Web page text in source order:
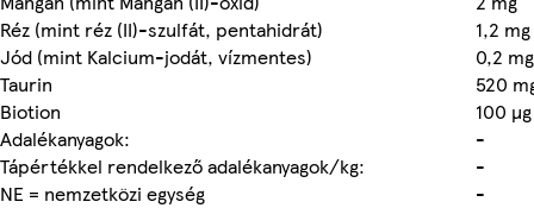
Réz (mint réz (II)-szulfát, pentahidrát)
1,2 mg
Jód (mint Kalcium-jodát, vízmentes)
0,2 mg
Taurin
520
Biotion
100 µg
Adalékanyagok:
-
Tápértékkel rendelkező adalékanyagok/kg:
-
NE = nemzetközi egység
-